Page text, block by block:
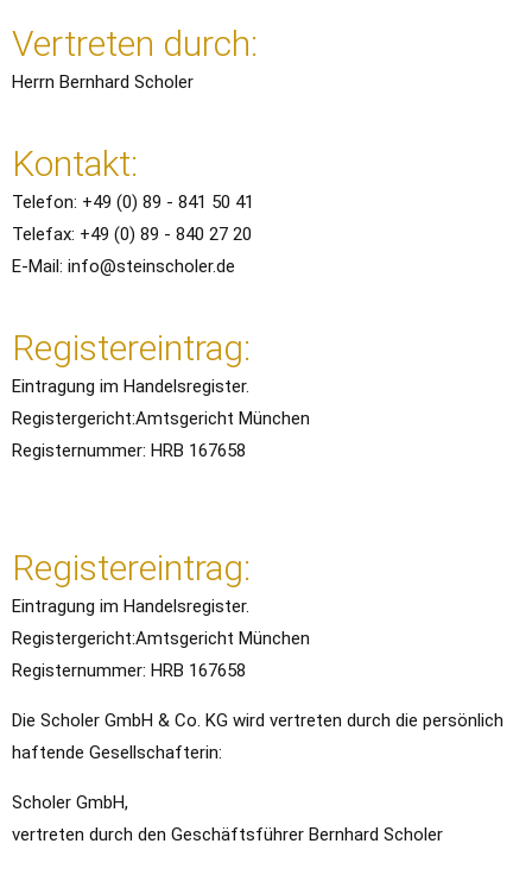
Vertreten durch:
Herrn Bernhard Scholer
Kontakt:
Telefon: +49 (0) 89 - 841 50 41
Telefax: +49 (0) 89 - 840 27 20
E-Mail: info@steinscholer.de
Registereintrag:
Eintragung im Handelsregister.
Registergericht:Amtsgericht München
Registernummer: HRB 167658
Registereintrag:
Eintragung im Handelsregister.
Registergericht:Amtsgericht München
Registernummer: HRB 167658
Die Scholer GmbH & Co. KG wird vertreten durch die persönlich
haftende Gesellschafterin:
Scholer GmbH,
vertreten durch den Geschäftsführer Bernhard Scholer